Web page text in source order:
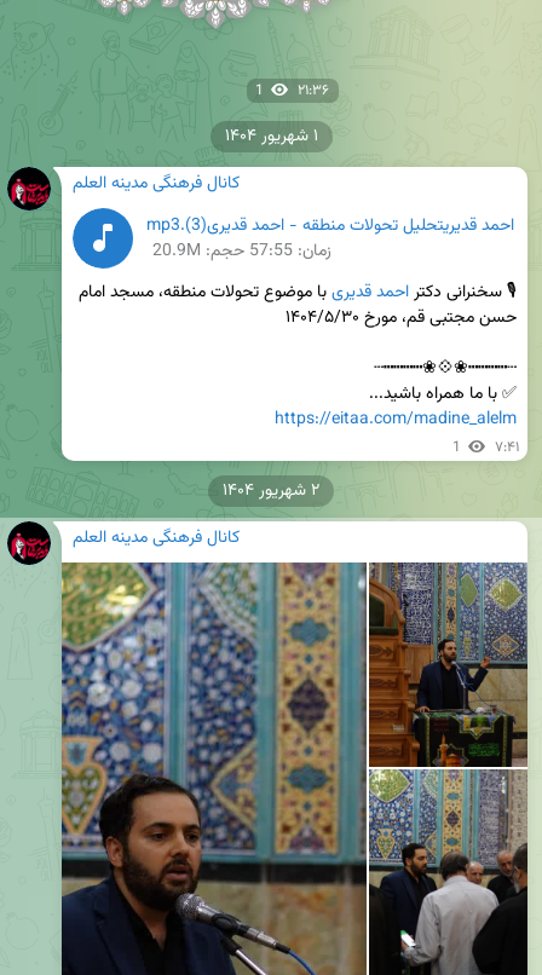
1 ۲۱:۳۶
کانال فرهنگی مدینه العلم
احمد قدیریتحلیل تحولات منطقه - احمد قدیری(3).mp3
زمان: 57:55 حجم: 20.9M
🎙 سخنرانی دکتر احمد قدیری
✅ با ما همراه باشید...
https://eitaa.com/madine_alelm
1 ۷:۴۱
۱ شهریور ۱۴۰۴
کانال فرهنگی مدینه العلم
۲ شهریور ۱۴۰۴